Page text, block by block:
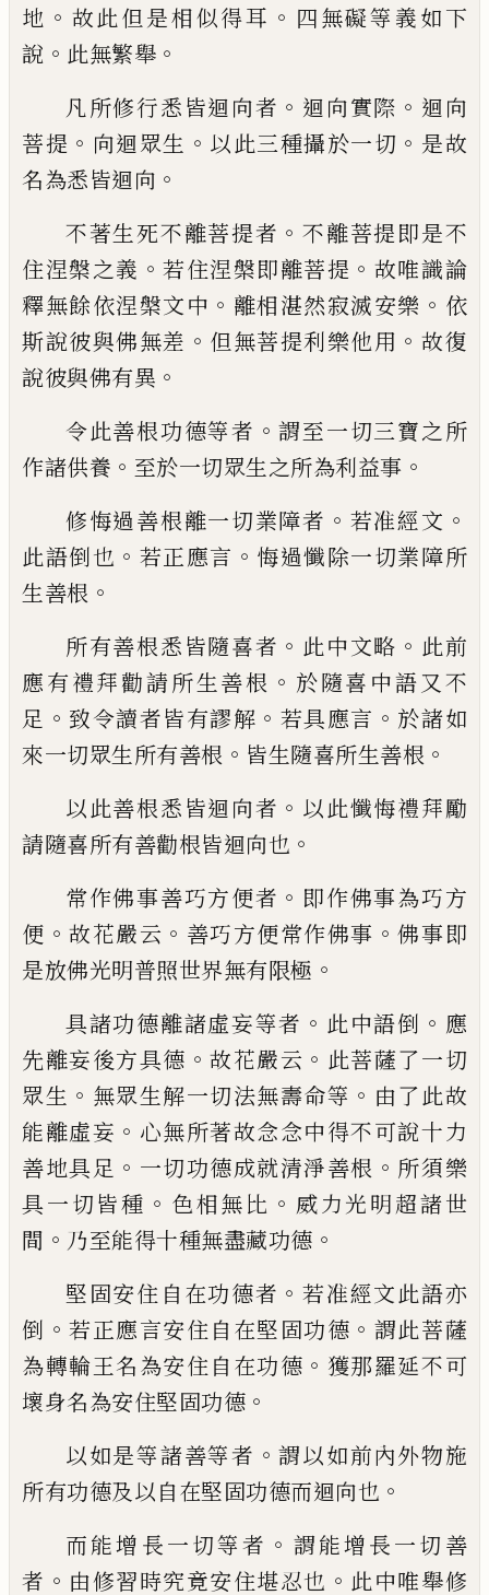
地 。 故此但是相似得耳 。 四無礙等義如下
說 。 此無繁舉 。
凡所修行悉皆迴向者 。 迴向實際 。 迴向
菩提 。 向迴眾生 。 以此三種攝於一切 。 是故
名為悉皆迴向 。
不著生死不離菩提者 。不離菩提即是不
住涅槃之義 。若住涅槃即離菩提 。 故唯識論
釋無餘依涅槃文中 。 離相湛然寂滅安樂 。 依
斯說彼與佛無差 。 但無菩提利樂他用 。 故復
說彼與佛有異 。
令此善根功德等者 。謂至一切三寶之所
作諸供養 。 至於一切眾生之所為利益事 。
修悔過善根離一切業障者 。 若准經文 。
此語倒也 。 若正應言 。 悔過懺除一切業障所
生善根 。
所有善根悉皆隨喜者 。 此中文略 。 此前
應有禮拜勸請所生善根 。 於隨喜中語又不
足 。 致令讀者皆有謬解 。 若具應言 。 於諸如
來一切眾生所有善根 。 皆生隨喜所生善根 。
以此善根悉皆迴向者 。 以此懺悔禮拜勵
請隨喜所有善勸根皆迴向也 。
常作佛事善巧方便者 。 即作佛事為巧方
便 。故花嚴云 。 善巧方便常作佛事 。佛事即
是放佛光明普照世界無有限極 。
具諸功德離諸虛妄等者 。 此中語倒 。 應
先離妄後方具德 。故花嚴云 。 此菩薩了一切
眾生 。 無眾生解一切法無壽命等 。 由了此故
能離虛妄 。 心無所著故念念中得不可說十力
善地具足 。 一切功德成就清淨善根 。 所須樂
具一切皆種 。 色相無比 。 威力光明超諸世
間 。 乃至能得十種無盡藏功德 。
堅固安住自在功德者 。若准經文此語亦
倒 。若正應言安住自在堅固功德 。 謂此菩薩
為轉輪王名為安住自在功德 。 獲那羅延不可
壞身名為安住堅固功德 。
以如是等諸善等者 。謂以如前內外物施
所有功德及以自在堅固功德而迴向也 。
而能增長一切等者 。 謂能增長一切善
者 。 由修習時究竟安住堪忍也 。 此中唯舉修